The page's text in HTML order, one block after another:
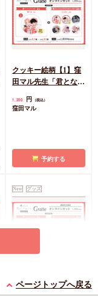
クッキー絵柄【1】窪
田マル先生「君となら
記念Gratte オンライン
ンダム））
1,200 円 （税込）
窪田マル
予約する
New グッズ
クッキー絵柄【4】窪
田マル先生「君となら
ページトップへ戻る